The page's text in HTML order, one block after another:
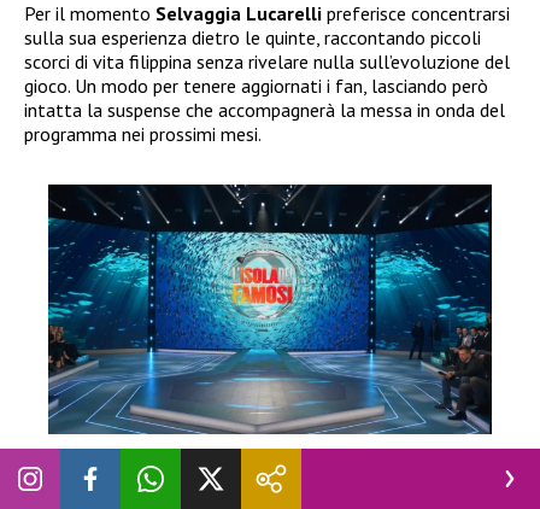
Per il momento Selvaggia Lucarelli preferisce concentrarsi
sulla sua esperienza dietro le quinte, raccontando piccoli
scorci di vita filippina senza rivelare nulla sull’evoluzione del
gioco. Un modo per tenere aggiornati i fan, lasciando però
intatta la suspense che accompagnerà la messa in onda del
programma nei prossimi mesi.
ISOLA DEI FAMOSI